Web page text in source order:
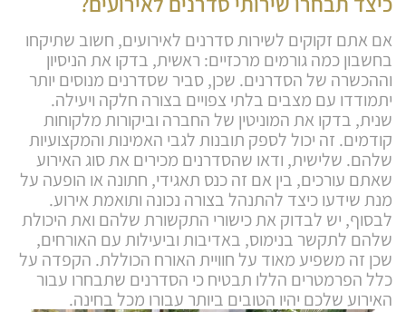
אם אתם זקוקים לשירות סדרנים לאירועים, חשוב שתיקחו
בחשבון כמה גורמים מרכזיים: ראשית, בדקו את הניסיון
וההכשרה של הסדרנים. שכן, סביר שסדרנים מנוסים יותר
יתמודדו עם מצבים בלתי צפויים בצורה חלקה ויעילה.
שנית, בדקו את המוניטין של החברה וביקורות מלקוחות
קודמים. זה יכול לספק תובנות לגבי האמינות והמקצועיות
שלהם. שלישית, ודאו שהסדרנים מכירים את סוג האירוע
שאתם עורכים, בין אם זה כנס תאגידי, חתונה או הופעה על
מנת שידעו כיצד להתנהל בצורה נכונה ותואמת אירוע.
לבסוף, יש לבדוק את כישורי התקשורת שלהם ואת היכולת
שלהם לתקשר בנימוס, באדיבות וביעילות עם האורחים,
שכן זה משפיע מאוד על חוויית האורח הכוללת. הקפדה על
כלל הפרמטרים הללו תבטיח כי הסדרנים שתבחרו עבור
האירוע שלכם יהיו הטובים ביותר עבורו מכל בחינה.